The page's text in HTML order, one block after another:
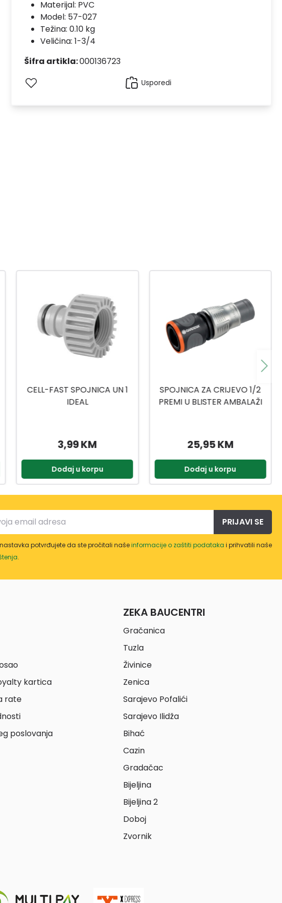
Materijal: PVC
Model: 57-027
Težina: 0.10 kg
Veličina: 1-3/4
Šifra artikla:000136723
Usporedi
SPOJNICA ZA CRIJEVO 1/2
PREMI U BLISTER AMBALAŽI
25,95 KM
Dodaj u korpu
CELL-FAST TROSTRUKI
KONEKTOR BASIC
1,79 KM
Dodaj u korpu
PRIJAVI SE
potvrđujete da ste pročitali našeinformacije o zaštiti podataka i prihvatili naše
.
kartica
rate
poslovanja
ZEKA BAUCENTRI
Gračanica
Tuzla
Živinice
Zenica
Sarajevo Pofalići
Sarajevo Ilidža
Bihać
Cazin
Gradačac
Bijeljina
Bijeljina 2
Doboj
Zvornik